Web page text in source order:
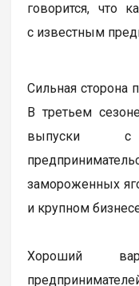
говорится, что
с известным
Сильная сторона
В третьем
выпуски с
замороженных
и крупном
Хороший